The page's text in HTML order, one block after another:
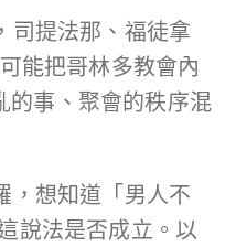
司提法那、福徒拿
能把哥林多教會內
的事、聚會的秩序混
，想知道「男人不
說法是否成立。以